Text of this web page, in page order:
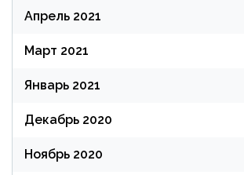
Апрель 2021
Март 2021
Январь 2021
Декабрь 2020
Ноябрь 2020